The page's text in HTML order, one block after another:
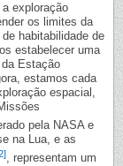
exploração
os limites da
habitabilidade de
estabelecer uma
Estação
estamos cada
espacial,
pela NASA e
na Lua, e as
, representam um